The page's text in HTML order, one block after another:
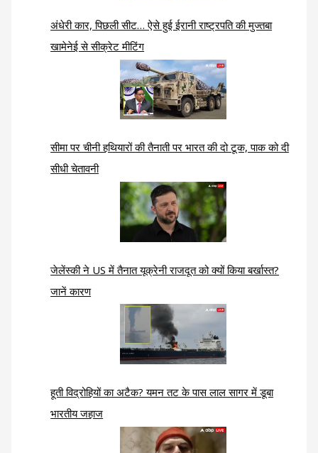
अंधेरी कार, पिछली सीट… ऐसे हुई ईरानी राष्ट्रपति की मुज्तबा
खामेनेई से सीक्रेट मीटिंग
सीमा पर चीनी हथियारों की तैनाती पर भारत की दो टूक, पाक को दी
सीधी चेतावनी
जेलेंस्की ने US में तैनात यूक्रेनी राजदूत को क्यों किया बर्खास्त?
जानें कारण
हूती विद्रोहियों का अटैक? यमन तट के पास लाल सागर में डूबा
भारतीय जहाज